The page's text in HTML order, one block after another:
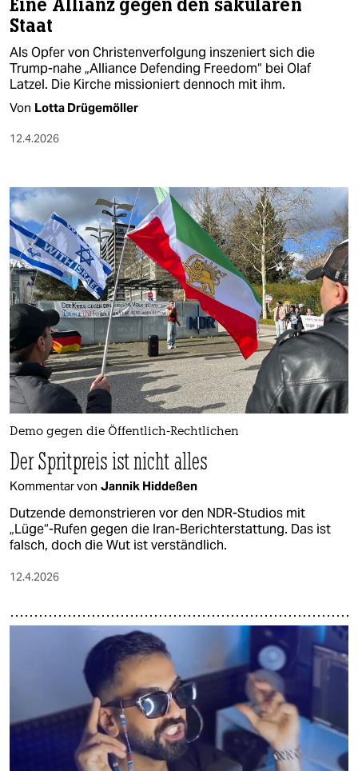
Eine Allianz gegen den säkularen
Staat
Als Opfer von Christenverfolgung inszeniert sich die
Trump-nahe „Alliance Defending Freedom“ bei Olaf
Latzel. Die Kirche missioniert dennoch mit ihm.
Von Lotta Drügemöller
12.4.2026
Demo gegen die Öffentlich-Rechtlichen
Der Spritpreis ist nicht alles
Kommentar von Jannik Hiddeßen
Dutzende demonstrieren vor den NDR-Studios mit
„Lüge“-Rufen gegen die Iran-Berichterstattung. Das ist
falsch, doch die Wut ist verständlich.
12.4.2026